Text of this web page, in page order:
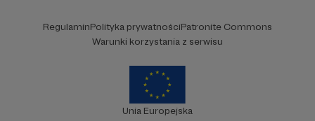
RegulaminPolityka prywatnościPatronite Commons
Warunki korzystania z serwisu
Unia Europejska